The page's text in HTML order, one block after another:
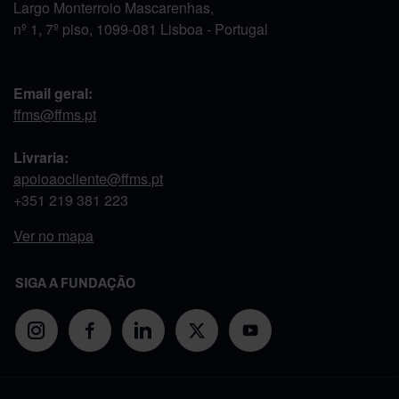
Largo Monterroio Mascarenhas,
nº 1, 7º piso, 1099-081 Lisboa - Portugal
Email geral:
ffms@ffms.pt
Livraria:
apoioaocliente@ffms.pt
+351 219 381 223
Ver no mapa
SIGA A FUNDAÇÃO